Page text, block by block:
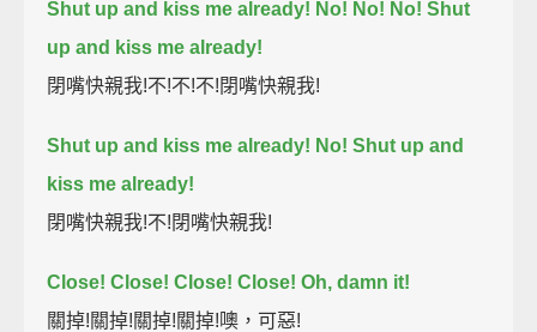
Shut up and kiss me already! No! No! No! Shut
up and kiss me already!
閉嘴快親我!不!不!不!閉嘴快親我!
Shut up and kiss me already! No! Shut up and
kiss me already!
閉嘴快親我!不!閉嘴快親我!
Close! Close! Close! Close! Oh, damn it!
關掉!關掉!關掉!關掉!噢，可惡!